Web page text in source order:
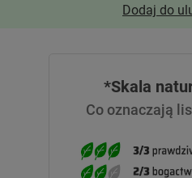
Dodaj do
*Skala
Co oznaczają